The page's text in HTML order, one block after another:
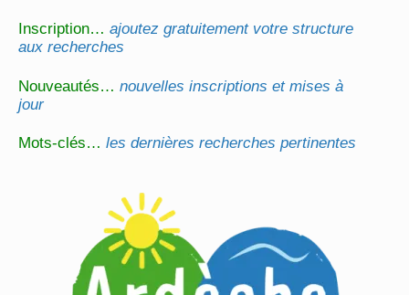
Inscription…ajoutez gratuitement votre structure
aux recherches
Nouveautés…nouvelles inscriptions et mises à
jour
Mots-clés…les dernières recherches pertinentes